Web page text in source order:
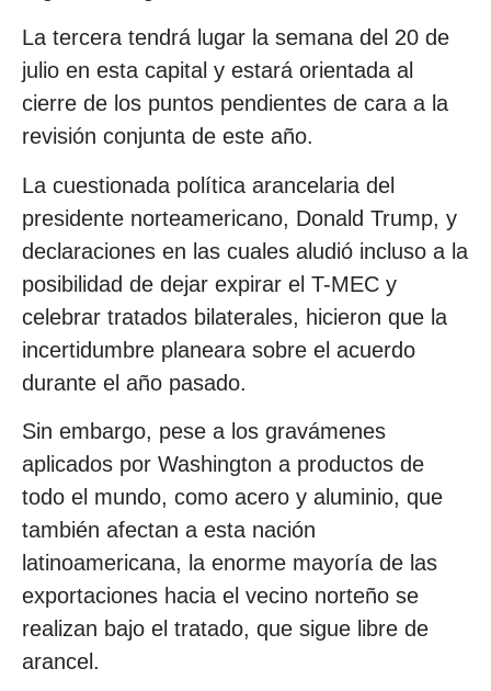
La tercera tendrá lugar la semana del 20 de
julio en esta capital y estará orientada al
cierre de los puntos pendientes de cara a la
revisión conjunta de este año.
La cuestionada política arancelaria del
presidente norteamericano, Donald Trump, y
declaraciones en las cuales aludió incluso a la
posibilidad de dejar expirar el T-MEC y
celebrar tratados bilaterales, hicieron que la
incertidumbre planeara sobre el acuerdo
durante el año pasado.
Sin embargo, pese a los gravámenes
aplicados por Washington a productos de
todo el mundo, como acero y aluminio, que
también afectan a esta nación
latinoamericana, la enorme mayoría de las
exportaciones hacia el vecino norteño se
realizan bajo el tratado, que sigue libre de
arancel.